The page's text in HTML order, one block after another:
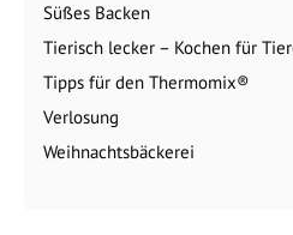
Süßes Backen
Tierisch lecker – Kochen für
Tipps für den Thermomix®
Verlosung
Weihnachtsbäckerei